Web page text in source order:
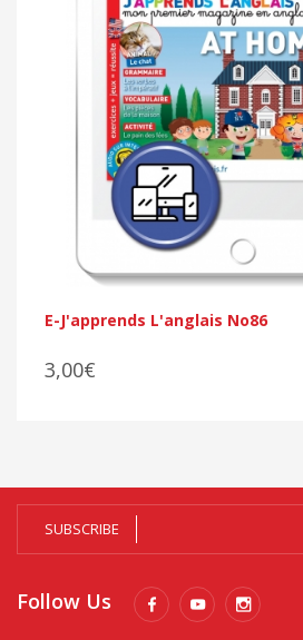
E-J'apprends L'anglais No86
3,00€
SUBSCRIBE
Follow Us